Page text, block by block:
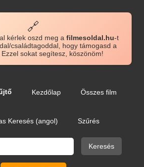
🔗
kérlek oszd meg a filmesoldal.hu-t
családtagoddal, hogy támogasd a
sokat segítesz, köszönöm!
Kezdőlap Összes film
Keresés (angol) Szűrés
Keresés